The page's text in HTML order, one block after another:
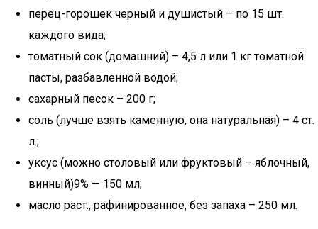
перец-горошек черный и душистый – по 15 шт.
каждого вида;
томатный сок (домашний) – 4,5 л или 1 кг томатной
пасты, разбавленной водой;
сахарный песок – 200 г;
соль (лучше взять каменную, она натуральная) – 4 ст.
л.;
уксус (можно столовый или фруктовый – яблочный,
винный)9% — 150 мл;
масло раст., рафинированное, без запаха – 250 мл.